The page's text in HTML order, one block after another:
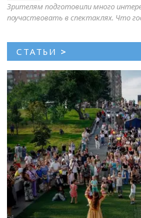
Зрителям подготовили много
поучаствовать в спектаклях. Что
СТАТЬИ >